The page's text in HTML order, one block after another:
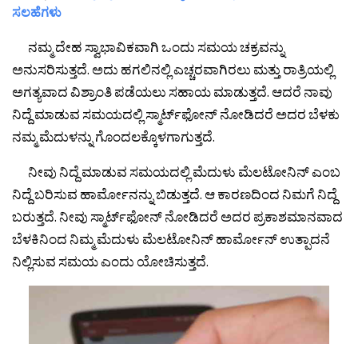
ಸಲಹೆಗಳು
ನಮ್ಮ ದೇಹ ಸ್ವಾಭಾವಿಕವಾಗಿ ಒಂದು ಸಮಯ ಚಕ್ರವನ್ನು
ಅನುಸರಿಸುತ್ತದೆ. ಅದು ಹಗಲಿನಲ್ಲಿ ಎಚ್ಚರವಾಗಿರಲು ಮತ್ತು ರಾತ್ರಿಯಲ್ಲಿ
ಅಗತ್ಯವಾದ ವಿಶ್ರಾಂತಿ ಪಡೆಯಲು ಸಹಾಯ ಮಾಡುತ್ತದೆ. ಆದರೆ ನಾವು
ನಿದ್ದೆ ಮಾಡುವ ಸಮಯದಲ್ಲಿ ಸ್ಮಾರ್ಟ್‌ಫೋನ್ ನೋಡಿದರೆ ಅದರ ಬೆಳಕು
ನಮ್ಮ ಮೆದುಳನ್ನು ಗೊಂದಲಕ್ಕೊಳಗಾಗುತ್ತದೆ.
ನೀವು ನಿದ್ದೆ ಮಾಡುವ ಸಮಯದಲ್ಲಿ ಮೆದುಳು ಮೆಲಟೋನಿನ್ ಎಂಬ
ನಿದ್ದೆ ಬರಿಸುವ ಹಾರ್ಮೋನನ್ನು ಬಿಡುತ್ತದೆ. ಆ ಕಾರಣದಿಂದ ನಿಮಗೆ ನಿದ್ದೆ
ಬರುತ್ತದೆ. ನೀವು ಸ್ಮಾರ್ಟ್‌ಫೋನ್ ನೋಡಿದರೆ ಅದರ ಪ್ರಕಾಶಮಾನವಾದ
ಬೆಳಕಿನಿಂದ ನಿಮ್ಮ ಮೆದುಳು ಮೆಲಟೋನಿನ್ ಹಾರ್ಮೋನ್ ಉತ್ಪಾದನೆ
ನಿಲ್ಲಿಸುವ ಸಮಯ ಎಂದು ಯೋಚಿಸುತ್ತದೆ.